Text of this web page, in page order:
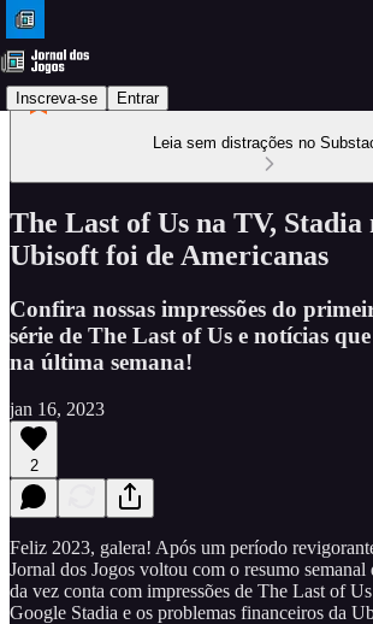
Inscreva-se Entrar
Leia sem distrações no
The Last of Us na TV, Stadia
Ubisoft foi de Americanas
Confira nossas impressões do
série de The Last of Us e notícias
na última semana!
jan 16, 2023
2
Feliz 2023, galera! Após um período
Jornal dos Jogos voltou com o resumo
da vez conta com impressões de The Last of
Google Stadia e os problemas financeiros da